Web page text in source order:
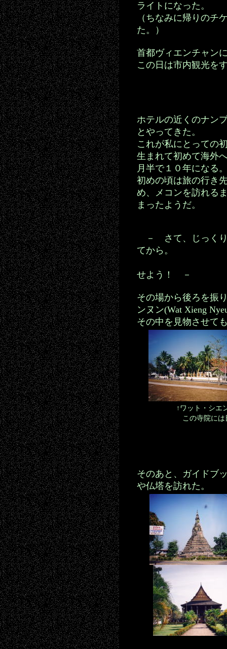
ライトになった。
（ちなみに帰りのチ
た。）
首都ヴィエンチャン
この日は市内観光を
ホテルの近くのナン
とやってきた。
これが私にとっての
生まれて初めて海外
月半で１０年になる
初めの頃は旅の行き
め、メコンを訪れる
まったようだ。
－ さて、じっくり
てから。
せよう！ －
その場から後ろを振
ンヌン(Wat Xieng
その中を見物させて
↑ワット・シエ
この寺院に
そのあと、ガイドブ
や仏塔を訪れた。